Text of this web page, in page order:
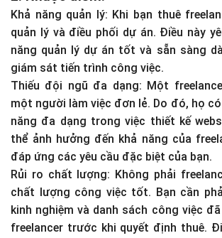
Khả năng quản lý: Khi bạn thuê
quản lý và điều phối dự án. Điều này
năng quản lý dự án tốt và sẵn sàng
giám sát tiến trình công việc.
Thiếu đội ngũ đa dạng: Một
một người làm việc đơn lẻ. Do đó, họ
năng đa dạng trong việc thiết kế
thể ảnh hưởng đến khả năng của
đáp ứng các yêu cầu đặc biệt của bạn.
Rủi ro chất lượng: Không phải
chất lượng công việc tốt. Bạn cần
kinh nghiệm và danh sách công việc
freelancer trước khi quyết định thuê.